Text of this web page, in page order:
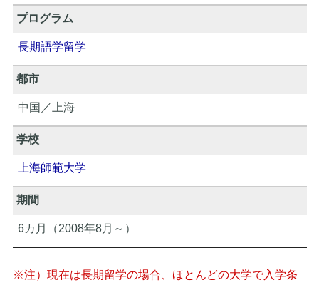
プログラム
長期語学留学
都市
中国／上海
学校
上海師範大学
期間
6カ月（2008年8月～）
※注）現在は長期留学の場合、ほとんどの大学で入学条